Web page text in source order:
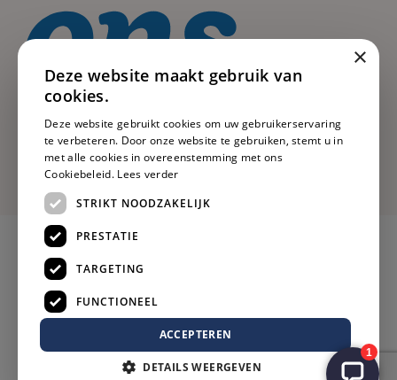
×
Deze website maakt gebruik van
cookies.
Deze website gebruikt cookies om uw gebruikerservaring
te verbeteren. Door onze website te gebruiken, stemt u in
met alle cookies in overeenstemming met ons
Cookiebeleid. Lees verder
STRIKT NOODZAKELIJK
PRESTATIE
TARGETING
FUNCTIONEEL
ACCEPTEREN
DETAILS WEERGEVEN